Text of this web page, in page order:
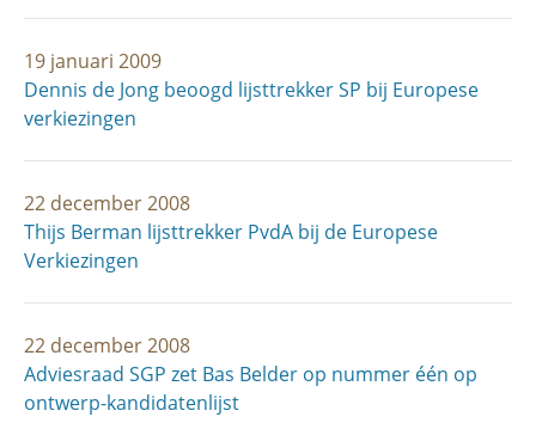
19 januari 2009
Dennis de Jong beoogd lijsttrekker SP bij Europese
verkiezingen
22 december 2008
Thijs Berman lijsttrekker PvdA bij de Europese
Verkiezingen
22 december 2008
Adviesraad SGP zet Bas Belder op nummer één op
ontwerp-kandidatenlijst